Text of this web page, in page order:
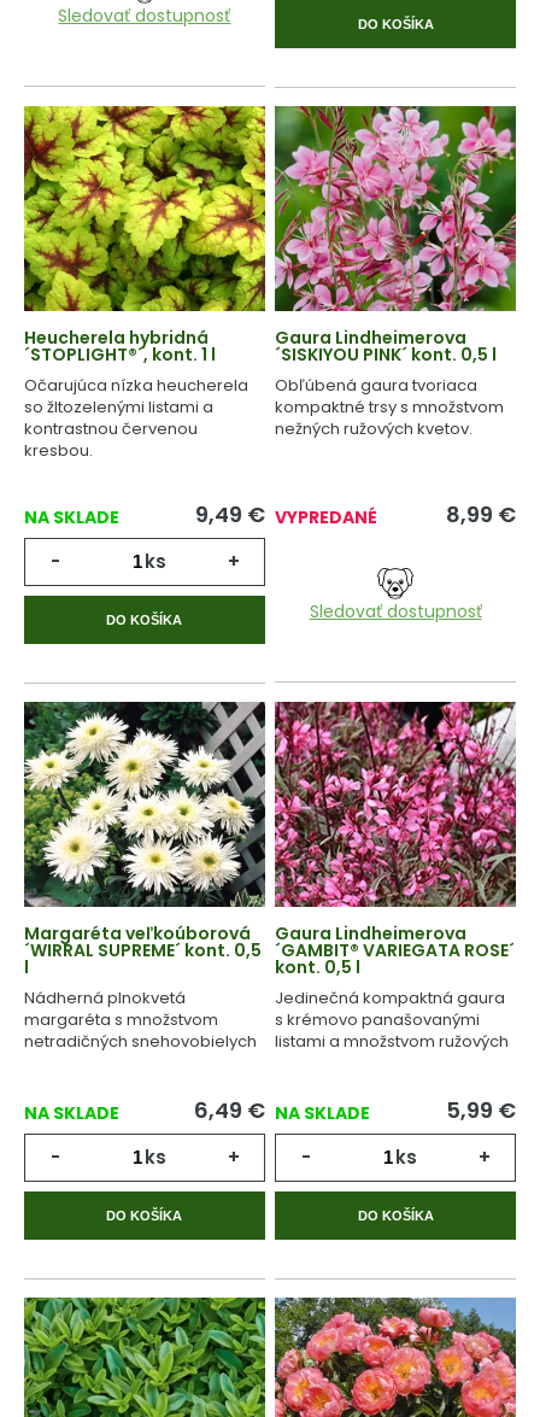
Sledovať dostupnosť DO KOŠÍKA
Heucherela hybridná
´STOPLIGHT®´, kont. 1 l
Očarujúca nízka heucherela
so žltozelenými listami a
kontrastnou červenou
kresbou.
NA SKLADE 9,49 €
- ks +
DO KOŠÍKA
Gaura Lindheimerova
´SISKIYOU PINK´ kont. 0,5 l
Obľúbená gaura tvoriaca
kompaktné trsy s množstvom
nežných ružových kvetov.
VYPREDANÉ 8,99 €
Sledovať dostupnosť
Margaréta veľkoúborová
´WIRRAL SUPREME´ kont. 0,5
l
Nádherná plnokvetá
margaréta s množstvom
netradičných snehovobielych
NA SKLADE 6,49 €
- ks +
DO KOŠÍKA
Gaura Lindheimerova
´GAMBIT® VARIEGATA ROSE´
kont. 0,5 l
Jedinečná kompaktná gaura
s krémovo panašovanými
listami a množstvom ružových
NA SKLADE 5,99 €
- ks +
DO KOŠÍKA